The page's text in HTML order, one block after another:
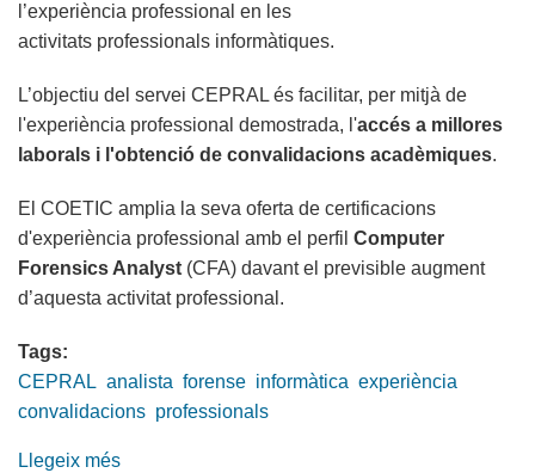
l’experiència professional en les
activitats professionals informàtiques.
L’objectiu del servei CEPRAL és facilitar, per mitjà de
l'experiència professional demostrada, l'accés a millores
laborals i l'obtenció de convalidacions acadèmiques.
El COETIC amplia la seva oferta de certificacions
d'experiència professional amb el perfil Computer
Forensics Analyst (CFA) davant el previsible augment
d’aquesta activitat professional.
Tags:
CEPRAL analista forense informàtica experiència
convalidacions professionals
Llegeix més